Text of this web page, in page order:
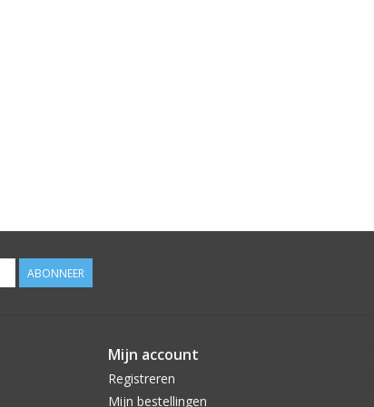
ABONNEER
Mijn account
Registreren
Mijn bestellingen